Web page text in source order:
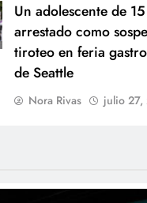
Un adolescente de
arrestado como
tiroteo en feria
de Seattle
Nora Rivas julio 27,